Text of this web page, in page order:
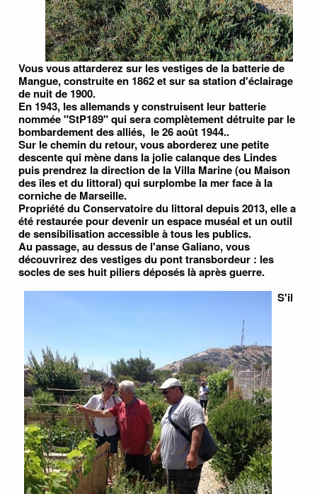
Vous vous attarderez sur les vestiges de la batterie de
Mangue, construite en 1862 et sur sa station d'éclairage
de nuit de 1900.
En 1943, les allemands y construisent leur batterie
nommée "StP189" qui sera complètement détruite par le
bombardement des alliés, le 26 août 1944..
Sur le chemin du retour, vous aborderez une petite
descente qui mène dans la jolie calanque des Lindes
puis prendrez la direction de la Villa Marine (ou Maison
des îles et du littoral) qui surplombe la mer face à la
corniche de Marseille.
Propriété du Conservatoire du littoral depuis 2013, elle a
été restaurée pour devenir un espace muséal et un outil
de sensibilisation accessible à tous les publics.
Au passage, au dessus de l'anse Galiano, vous
découvrirez des vestiges du pont transbordeur : les
socles de ses huit piliers déposés là après guerre.
S'il